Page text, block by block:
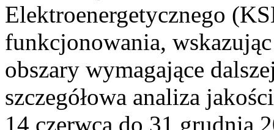
Elektroenergetycznego
funkcjonowania,
obszary wymagające
szczegółowa analiza
14 czerwca do 31 grudnia